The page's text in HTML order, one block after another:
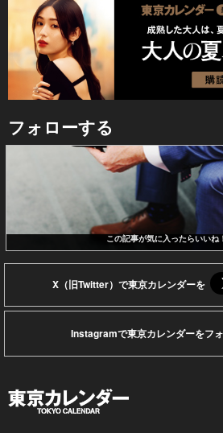
フォローする
この記事が気に入ったらいいね
X（旧Twitter）で東京カレンダーを
Instagramで東京カレンダーをフ